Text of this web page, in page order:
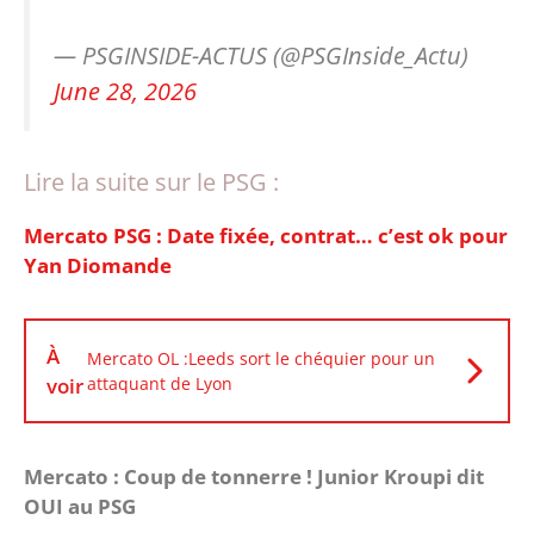
— PSGINSIDE-ACTUS (@PSGInside_Actu)
June 28, 2026
Lire la suite sur le PSG :
Mercato PSG : Date fixée, contrat… c’est ok pour
Yan Diomande
À
voir
Mercato OL :Leeds sort le chéquier pour un
attaquant de Lyon
Mercato : Coup de tonnerre ! Junior Kroupi dit
OUI au PSG